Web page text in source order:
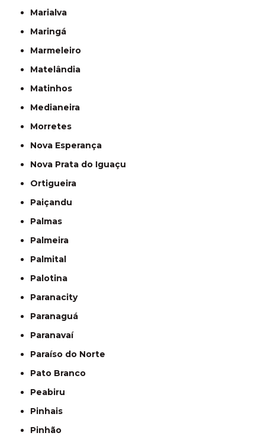
Marialva
Maringá
Marmeleiro
Matelândia
Matinhos
Medianeira
Morretes
Nova Esperança
Nova Prata do Iguaçu
Ortigueira
Paiçandu
Palmas
Palmeira
Palmital
Palotina
Paranacity
Paranaguá
Paranavaí
Paraíso do Norte
Pato Branco
Peabiru
Pinhais
Pinhão